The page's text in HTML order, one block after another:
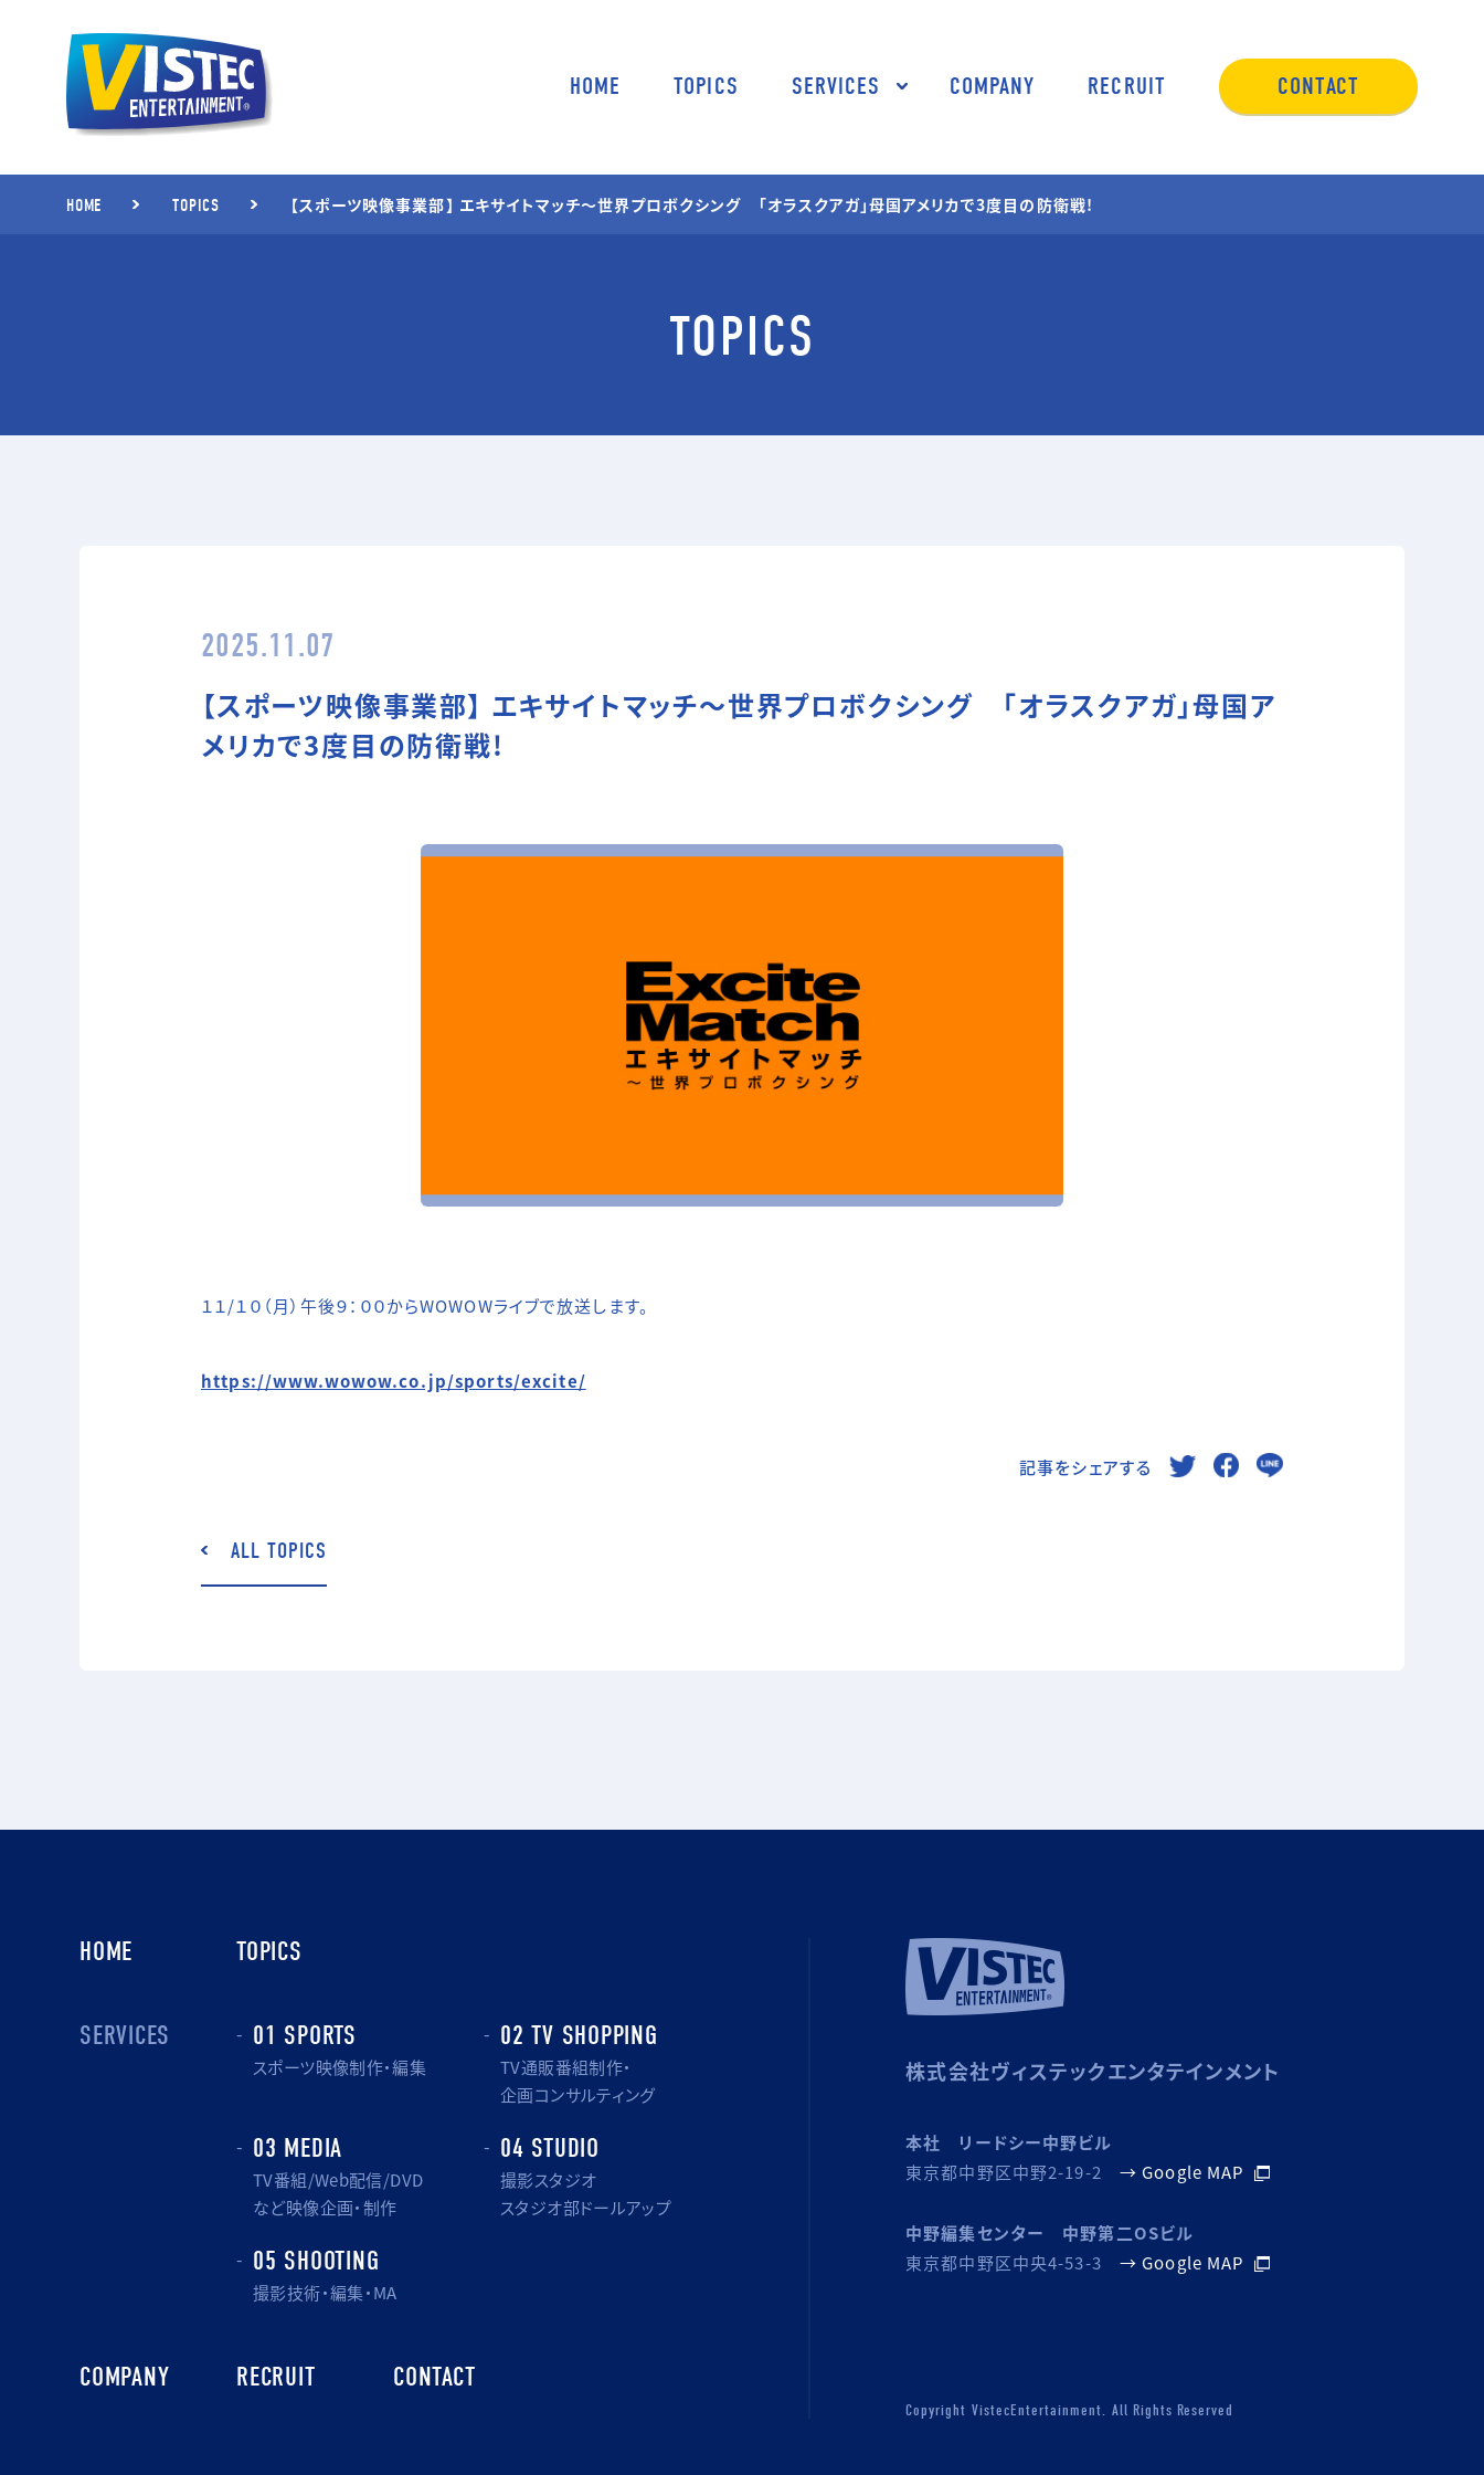
HOME TOPICS SERVICES
01 SPORTS 02 TV SHOPPING
03 MEDIA
TV番組/Web配信/DVD
05 SHOOTING
COMPANY RECRUIT CONTACT
HOME TOPICS 【スポーツ映像事業部】 エキサイトマッチ～世界プロボクシング 「オラスクアガ」母国アメリカで3度目の防衛戦!
TOPICS
2025.11.07
【スポーツ映像事業部】 エキサイトマッチ～世界プロボクシング 「オラスクアガ」母国ア
メリカで3度目の防衛戦!
１１/１０（月）午後９：００からWOWOWライブで放送します。
https://www.wowow.co.jp/sports/excite/
記事をシェアする
ALL TOPICS
HOME TOPICS
SERVICES 01 SPORTS
スポーツ映像制作・編集
02 TV SHOPPING
TV通販番組制作・
企画コンサルティング
03 MEDIA
TV番組/Web配信/DVD
など映像企画・制作
04 STUDIO
撮影スタジオ
スタジオ部ドールアップ
05 SHOOTING
撮影技術・編集・MA
COMPANY RECRUIT CONTACT
株式会社ヴィステックエンタテインメント
本社 リードシー中野ビル
東京都中野区中野2-19-2 → Google MAP
中野編集センター 中野第二OSビル
東京都中野区中央4-53-3 → Google MAP
Copyright VistecEntertainment. All Rights Reserved